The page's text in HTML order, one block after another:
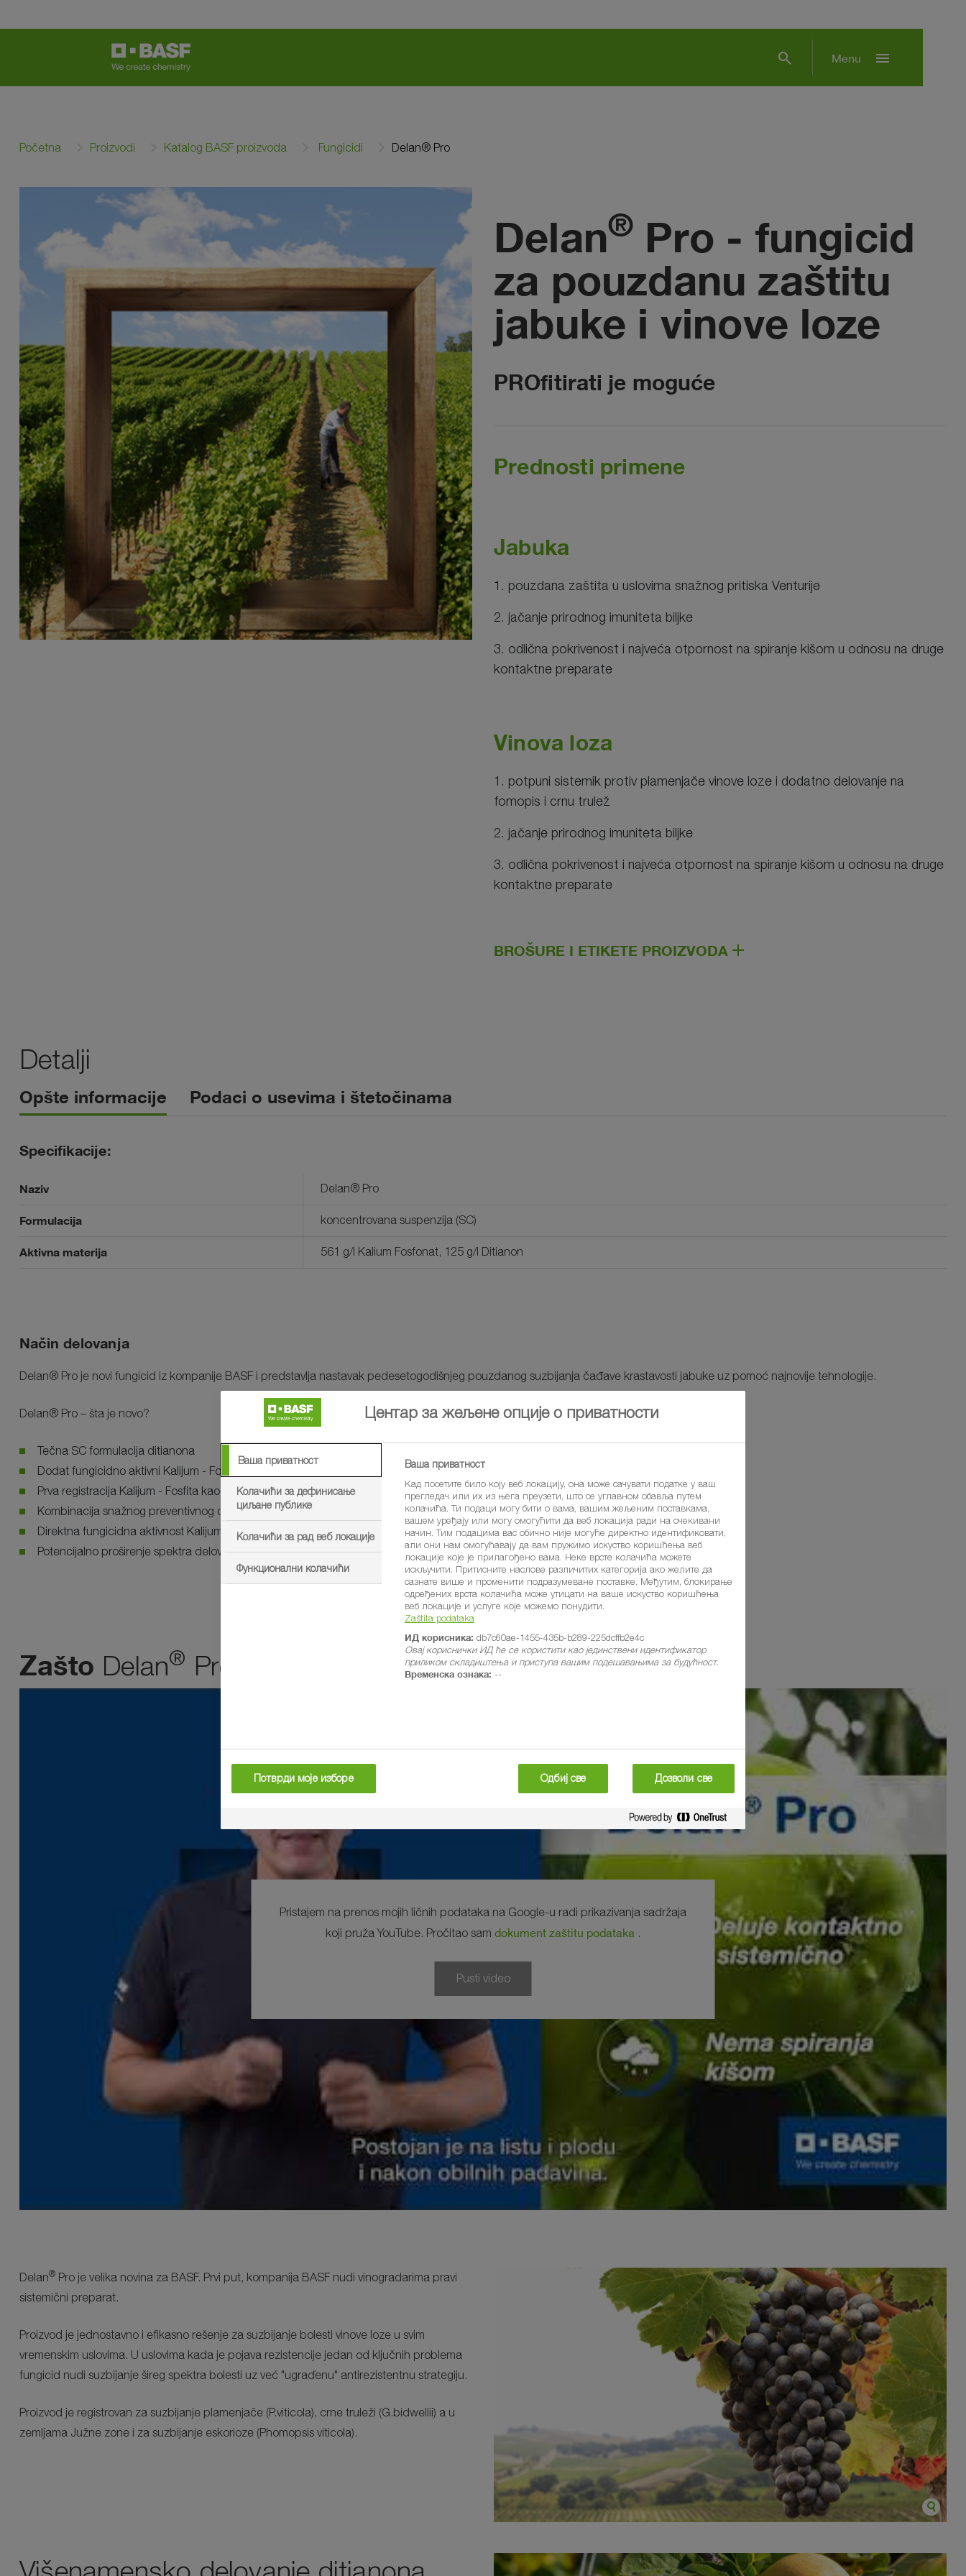
search Menu menu
Početna Proizvodi Katalog BASF proizvoda Fungicidi Delan® Pro
Delan® Pro - fungicid
za pouzdanu zaštitu
jabuke i vinove loze
PROfitirati je moguće
Prednosti primene
Jabuka
1. pouzdana zaštita u uslovima snažnog pritiska Venturije
2. jačanje prirodnog imuniteta biljke
3. odlična pokrivenost i najveća otpornost na spiranje kišom u odnosu na druge
kontaktne preparate
Vinova loza
1. potpuni sistemik protiv plamenjače vinove loze i dodatno delovanje na
fomopis i crnu trulež
2. jačanje prirodnog imuniteta biljke
3. odlična pokrivenost i najveća otpornost na spiranje kišom u odnosu na druge
kontaktne preparate
BROŠURE I ETIKETE PROIZVODA
Detalji
Opšte informacije Podaci o usevima i štetočinama
Specifikacije:
Naziv Delan® Pro
Formulacija koncentrovana suspenzija (SC)
Aktivna materija 561 g/l Kalium Fosfonat, 125 g/l Ditianon
Način delovanja
Delan® Pro je novi fungicid iz kompanije BASF i predstavlja nastavak pedesetogodišnjeg pouzdanog suzbijanja čađave krastavosti jabuke uz pomoć najnovije tehnologije.
Delan® Pro – šta je novo?
Tečna SC formulacija ditianona
Dodat fungicidno aktivni Kalijum - Fosfit
Prva registracija Kalijum - Fosfita kao fungicida u jabučastom voću u EU
Kombinacija snažnog preventivnog delovanja i aktivacija prirodnih mehanizama otporsnosti (SAR)
Direktna fungicidna aktivnost Kalijum-Fosfita
Potencijalno proširenje spektra delovanja (pepelnica jabuke, Alternaria pomi, Nectria galigena, Gloeosporium sp.)
Zašto Delan® Pro?
Pristajem na prenos mojih ličnih podataka na Google-u radi prikazivanja sadržaja
koji pruža YouTube. Pročitao sam dokument zaštitu podataka .
Pusti video
Delan® Pro je velika novina za BASF. Prvi put, kompanija BASF nudi vinogradarima pravi
sistemični preparat.
Proizvod je jednostavno i efikasno rešenje za suzbijanje bolesti vinove loze u svim
vremenskim uslovima. U uslovima kada je pojava rezistencije jedan od ključnih problema
fungicid nudi suzbijanje šireg spektra bolesti uz već "ugraďenu" antirezistentnu strategiju.
Proizvod je registrovan za suzbijanje plamenjače (P.viticola), crne truleži (G.bidwellii) a u
zemljama Južne zone i za suzbijanje eskorioze (Phomopsis viticola).
Центар за жељене опције о приватности
Ваша приватност
Колачићи за дефинисање
циљане публике
Колачићи за рад веб локације
Функционални колачићи
Ваша приватност
Кад посетите било коју веб локацију, она може сачувати податке у ваш
прегледач или их из њега преузети, што се углавном обавља путем
колачића. Ти подаци могу бити о вама, вашим жељеним поставкама,
вашем уређају или могу омогућити да веб локација ради на очекивани
начин. Тим подацима вас обично није могуће директно идентификовати,
али они нам омогућавају да вам пружимо искуство коришћења веб
локације које је прилагођено вама. Неке врсте колачића можете
искључити. Притисните наслове различитих категорија ако желите да
сазнате више и променити подразумеване поставке. Међутим, блокирање
одређених врста колачића може утицати на ваше искуство коришћења
веб локације и услуге које можемо понудити.
Zaštita podataka
ИД корисника: db7c60ae-1455-435b-b289-225dcffb2e4c
Овај кориснички ИД ће се користити као јединствени идентификатор
приликом складиштења и приступа вашим подешавањима за будућност.
Временска ознака: --
Потврди моје изборе Одбиј све Дозволи све